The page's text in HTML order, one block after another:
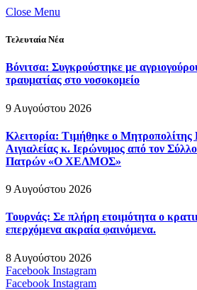
Close Menu
Τελευταία Νέα
Βόνιτσα: Συγκρούστηκε με
τραυματίας στο νοσοκομείο
9 Αυγούστου 2026
Κλειτορία: Τιμήθηκε ο
Αιγιαλείας κ. Ιερώνυμος από τον
Πατρών «Ο ΧΕΛΜΟΣ»
9 Αυγούστου 2026
Τουρνάς: Σε πλήρη ετοιμότητα ο
επερχόμενα ακραία φαινόμενα.
8 Αυγούστου 2026
Facebook Instagram
Facebook Instagram